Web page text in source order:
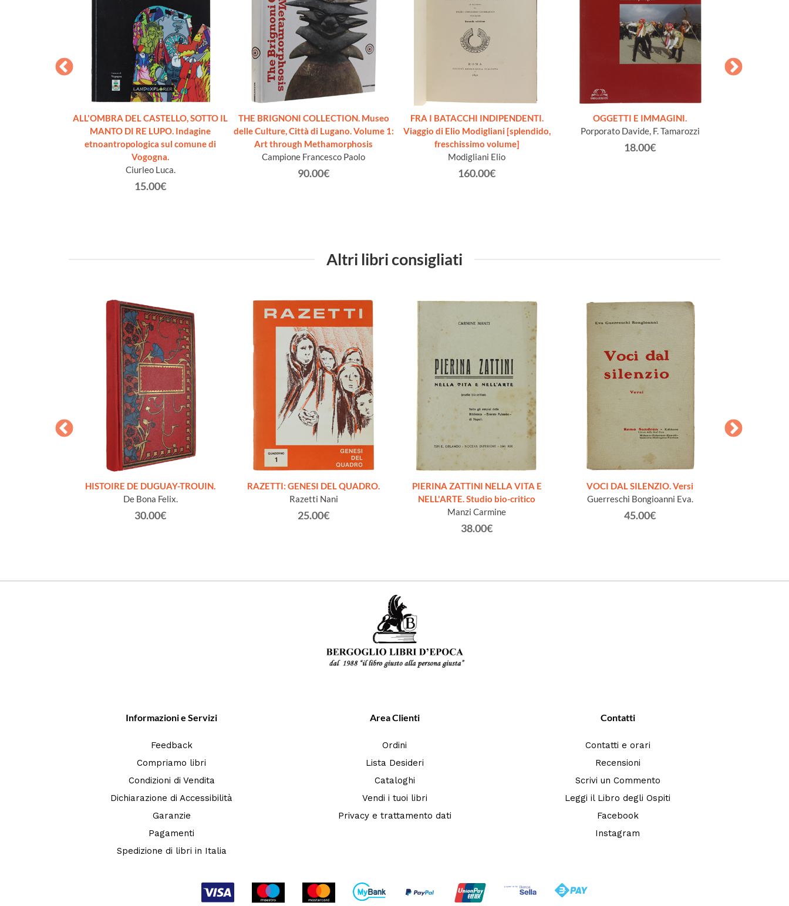
ALL'OMBRA DEL CASTELLO, SOTTO IL
MANTO DI RE LUPO. Indagine
etnoantropologica sul comune di
Vogogna.
Ciurleo Luca.
15.00€
THE BRIGNONI COLLECTION. Museo
delle Culture, Città di Lugano. Volume 1:
Art through Methamorphosis
Campione Francesco Paolo
90.00€
FRA I BATACCHI INDIPENDENTI.
Viaggio di Elio Modigliani [splendido,
freschissimo volume]
Modigliani Elio
160.00€
OGGETTI E IMMAGINI.
Porporato Davide, F. Tamarozzi
18.00€
Altri libri consigliati
HISTOIRE DE DUGUAY-TROUIN.
De Bona Felix.
30.00€
RAZETTI: GENESI DEL QUADRO.
Razetti Nani
25.00€
PIERINA ZATTINI NELLA VITA E
NELL'ARTE. Studio bio-critico
Manzi Carmine
38.00€
VOCI DAL SILENZIO. Versi
Guerreschi Bongioanni Eva.
45.00€
Informazioni e Servizi
Feedback
Compriamo libri
Condizioni di Vendita
Dichiarazione di Accessibilità
Garanzie
Pagamenti
Spedizione di libri in Italia
Area Clienti
Ordini
Lista Desideri
Cataloghi
Vendi i tuoi libri
Privacy e trattamento dati
Contatti
Contatti e orari
Recensioni
Scrivi un Commento
Leggi il Libro degli Ospiti
Facebook
Instagram